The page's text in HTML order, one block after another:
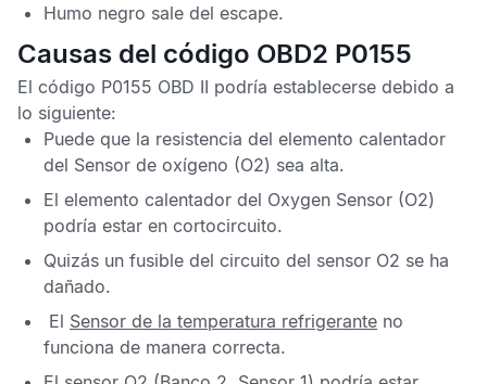
Humo negro sale del escape.
Causas del código OBD2 P0155
El código P0155 OBD II podría establecerse debido a
lo siguiente:
Puede que la resistencia del elemento calentador
del Sensor de oxígeno (O2) sea alta.
El elemento calentador del Oxygen Sensor (O2)
podría estar en cortocircuito.
Quizás un fusible del circuito del sensor O2 se ha
dañado.
El Sensor de la temperatura refrigerante no
funciona de manera correcta.